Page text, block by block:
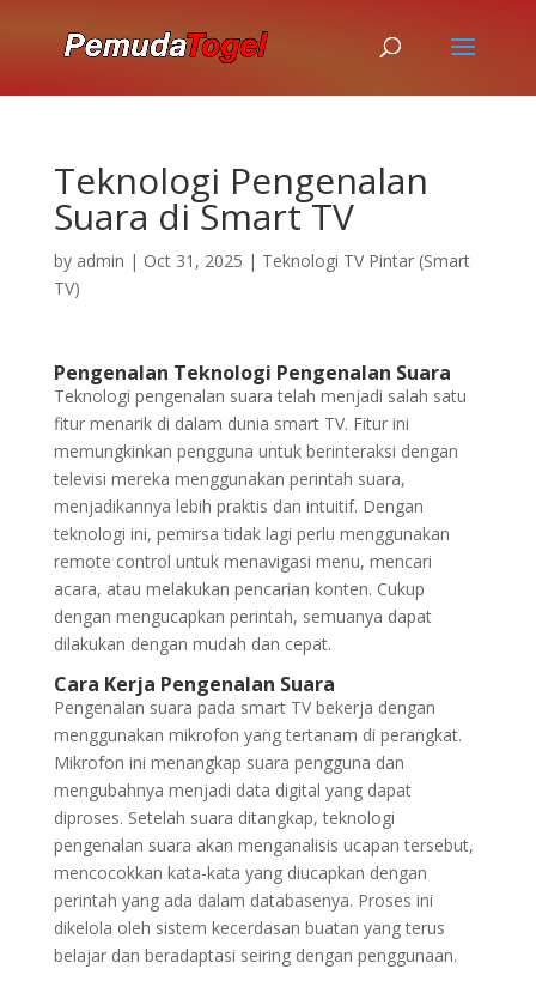
Teknologi Pengenalan
Suara di Smart TV
by admin | Oct 31, 2025 | Teknologi TV Pintar (Smart
TV)
Pengenalan Teknologi Pengenalan Suara
Teknologi pengenalan suara telah menjadi salah satu
fitur menarik di dalam dunia smart TV. Fitur ini
memungkinkan pengguna untuk berinteraksi dengan
televisi mereka menggunakan perintah suara,
menjadikannya lebih praktis dan intuitif. Dengan
teknologi ini, pemirsa tidak lagi perlu menggunakan
remote control untuk menavigasi menu, mencari
acara, atau melakukan pencarian konten. Cukup
dengan mengucapkan perintah, semuanya dapat
dilakukan dengan mudah dan cepat.
Cara Kerja Pengenalan Suara
Pengenalan suara pada smart TV bekerja dengan
menggunakan mikrofon yang tertanam di perangkat.
Mikrofon ini menangkap suara pengguna dan
mengubahnya menjadi data digital yang dapat
diproses. Setelah suara ditangkap, teknologi
pengenalan suara akan menganalisis ucapan tersebut,
mencocokkan kata-kata yang diucapkan dengan
perintah yang ada dalam databasenya. Proses ini
dikelola oleh sistem kecerdasan buatan yang terus
belajar dan beradaptasi seiring dengan penggunaan.